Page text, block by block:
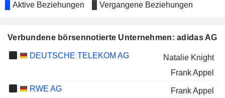
Aktive Beziehungen Vergangene Beziehungen
Verbundene börsennotierte Unternehmen: adidas AG
DEUTSCHE TELEKOM AG
Natalie Knight
Frank Appel
RWE AG
Frank Appel